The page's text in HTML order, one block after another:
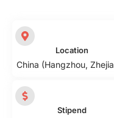
Location
China (Hangzhou,
Stipend